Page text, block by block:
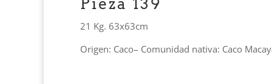
Pieza 139
21 Kg. 63x63cm
Origen: Caco– Comunidad nativa: Caco